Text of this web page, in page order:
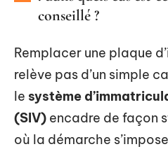
conseillé ?
Remplacer une plaque
relève pas d’un simple
le système
(SIV) encadre de façon
où la démarche